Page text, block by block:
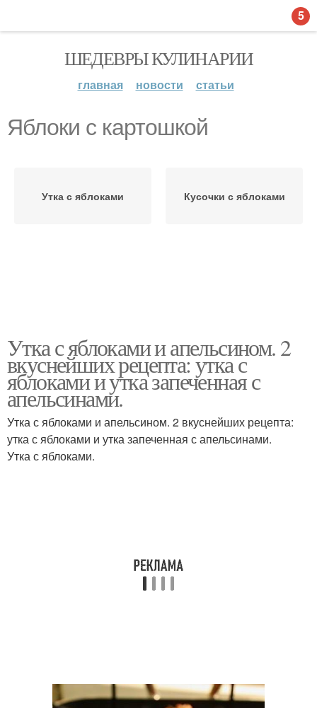
ШЕДЕВРЫ КУЛИНАРИИ
главная новости статьи
Яблоки с картошкой
Утка с яблоками Кусочки с яблоками
Утка с яблоками и апельсином. 2
вкуснейших рецепта: утка с
яблоками и утка запеченная с
апельсинами.
Утка с яблоками и апельсином. 2 вкуснейших рецепта:
утка с яблоками и утка запеченная с апельсинами.
Утка с яблоками.
5